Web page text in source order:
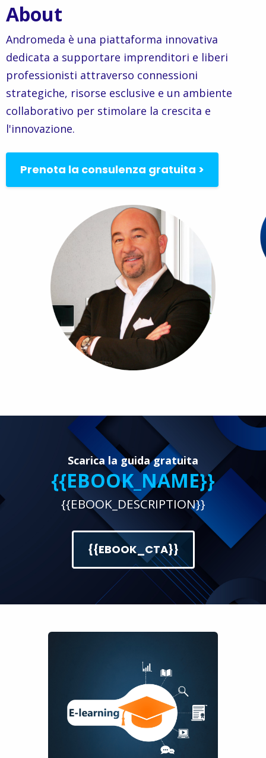
About
Andromeda è una piattaforma innovativa
dedicata a supportare imprenditori e liberi
professionisti attraverso connessioni
strategiche, risorse esclusive e un ambiente
collaborativo per stimolare la crescita e
l'innovazione.
Prenota la consulenza gratuita >
Scarica la guida gratuita
{{EBOOK_NAME}}
{{EBOOK_DESCRIPTION}}
{{EBOOK_CTA}}